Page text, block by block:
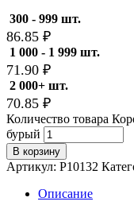
300 - 999 шт.
86.85 ₽
1 000 - 1 999 шт.
71.90 ₽
2 000+ шт.
70.85 ₽
Количество товара
бурый
В корзину
Артикул: P10132
Описание